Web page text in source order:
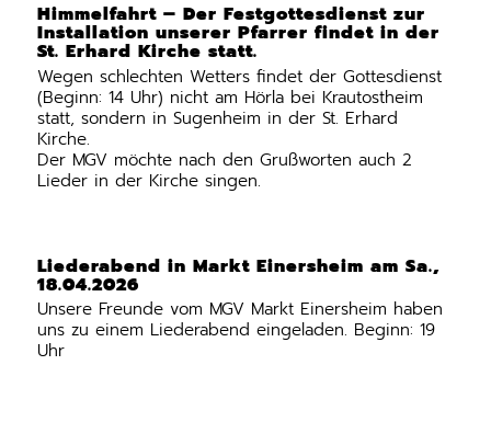
Himmelfahrt – Der Festgottesdienst zur
Installation unserer Pfarrer findet in der
St. Erhard Kirche statt.
Wegen schlechten Wetters findet der Gottesdienst
(Beginn: 14 Uhr) nicht am Hörla bei Krautostheim
statt, sondern in Sugenheim in der St. Erhard
Kirche.
Der MGV möchte nach den Grußworten auch 2
Lieder in der Kirche singen.
Liederabend in Markt Einersheim am Sa.,
18.04.2026
Unsere Freunde vom MGV Markt Einersheim haben
uns zu einem Liederabend eingeladen. Beginn: 19
Uhr